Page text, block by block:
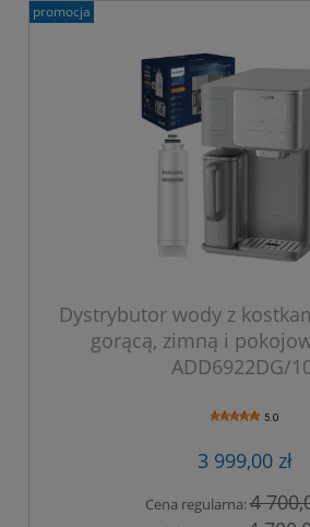
Dystrybutor wody z
gorącą, zimną i
ADD6922DG/
5.0
3 999,00 zł
Cena regularna:4
promocja